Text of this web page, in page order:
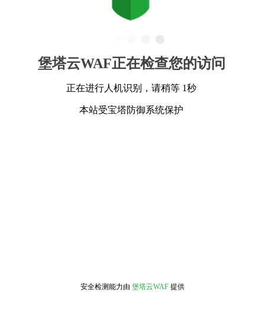
堡塔云WAF正在检查您的访问
正在进行人机识别，请稍等 1秒
本站受宝塔防御系统保护
安全检测能力由 堡塔云WAF 提供